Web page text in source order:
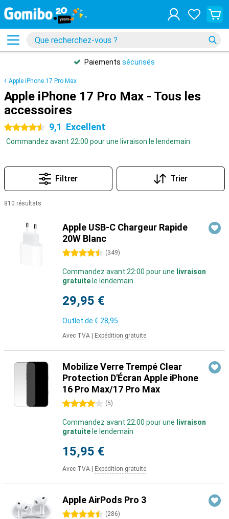
Paiements sécurisés
Apple iPhone 17 Pro Max
Apple iPhone 17 Pro Max - Tous les
accessoires
4.5 étoiles 9,1 Excellent
Commandez avant 22:00 pour une livraison le lendemain
Filtrer Trier
810 résultats
Apple USB-C Chargeur Rapide
20W Blanc
4.5 étoiles (349)
Commandez avant 22:00 pour une livraison
gratuite le lendemain
29,95 €
Outlet de € 28,95
Avec TVA Expédition gratuite
Mobilize Verre Trempé Clear
Protection D'Écran Apple iPhone
16 Pro Max/17 Pro Max
4 étoiles (5)
Commandez avant 22:00 pour une livraison
gratuite le lendemain
15,95 €
Avec TVA Expédition gratuite
Apple AirPods Pro 3
4.5 étoiles (286)